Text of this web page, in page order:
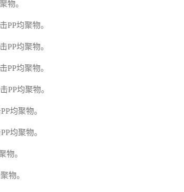
物。
PP均聚物。
PP均聚物。
PP均聚物。
PP均聚物。
PP均聚物。
PP均聚物。
物。
物。